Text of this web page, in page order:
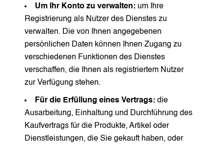
Um Ihr Konto zu verwalten: um Ihre
Registrierung als Nutzer des Dienstes zu
verwalten. Die von Ihnen angegebenen
persönlichen Daten können Ihnen Zugang zu
verschiedenen Funktionen des Dienstes
verschaffen, die Ihnen als registriertem Nutzer
zur Verfügung stehen.
Für die Erfüllung eines Vertrags: die
Ausarbeitung, Einhaltung und Durchführung des
Kaufvertrags für die Produkte, Artikel oder
Dienstleistungen, die Sie gekauft haben, oder